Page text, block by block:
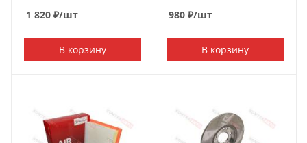
1 820 ₽/шт
В корзину
980 ₽/шт
В корзину